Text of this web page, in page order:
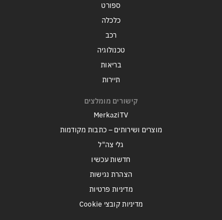
ספורט
כלכלה
רכב
טכנולוגיה
בריאות
תיירות
קישורים מומלצים
MerkaziTV
מוצרים ושירותים – כתבות מקודמות
גלי צה"ל
חדשות עכשיו
הצהרת נגישות
מדיניות פרטיות
מדיניות קובצי Cookie